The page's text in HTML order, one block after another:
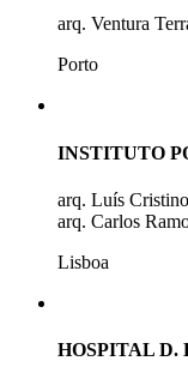
arq. Ventura
Porto
INSTITUTO
arq. Luís
arq. Carlos
Lisboa
HOSPITAL D.